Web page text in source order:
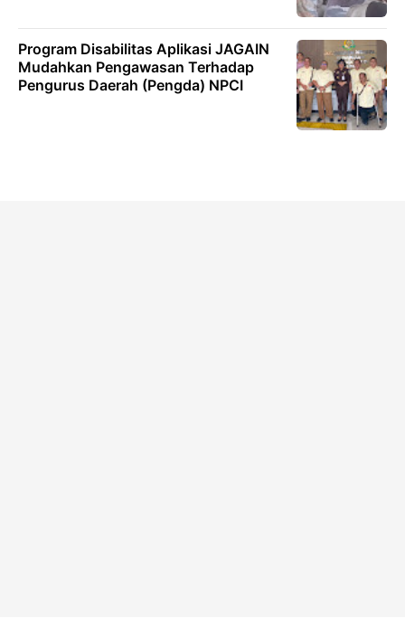
Program Disabilitas Aplikasi JAGAIN
Mudahkan Pengawasan Terhadap
Pengurus Daerah (Pengda) NPCI